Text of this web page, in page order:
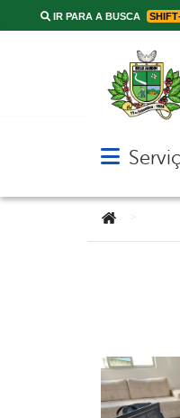
IR PARA A BUSCA
Abrir
Você está